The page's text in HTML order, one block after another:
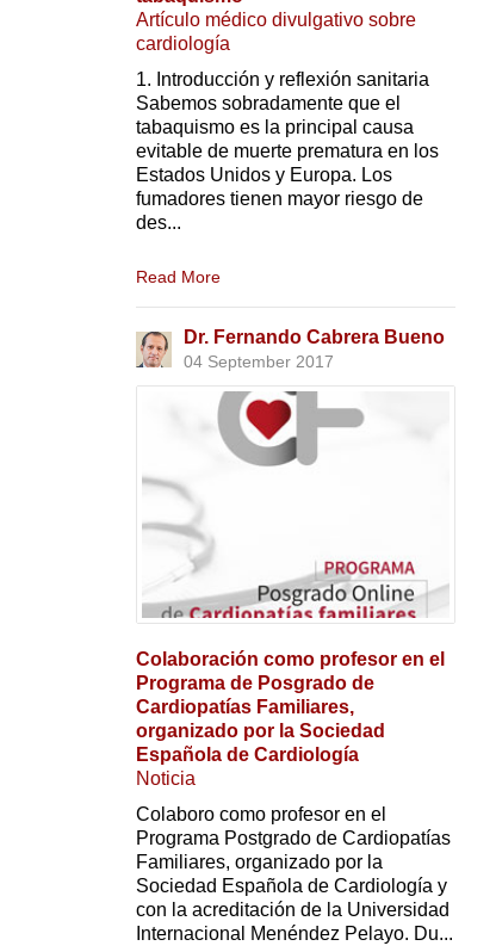
Artículo médico divulgativo sobre
cardiología
1. Introducción y reflexión sanitaria
Sabemos sobradamente que el
tabaquismo es la principal causa
evitable de muerte prematura en los
Estados Unidos y Europa. Los
fumadores tienen mayor riesgo de
des...
Read More
Dr. Fernando Cabrera Bueno
04 September 2017
Colaboración como profesor en el
Programa de Posgrado de
Cardiopatías Familiares,
organizado por la Sociedad
Española de Cardiología
Noticia
Colaboro como profesor en el
Programa Postgrado de Cardiopatías
Familiares, organizado por la
Sociedad Española de Cardiología y
con la acreditación de la Universidad
Internacional Menéndez Pelayo. Du...